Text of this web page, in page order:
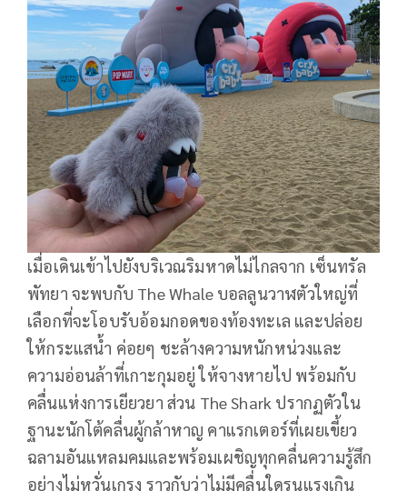
เมื่อเดินเข้าไปยังบริเวณริมหาดไม่ไกลจาก เซ็นทรัล
พัทยา จะพบกับ The Whale บอลลูนวาฬตัวใหญ่ที่
เลือกที่จะโอบรับอ้อมกอดของท้องทะเล และปล่อย
ให้กระแสน้ำ ค่อยๆ ชะล้างความหนักหน่วงและ
ความอ่อนล้าที่เกาะกุมอยู่ ให้จางหายไป พร้อมกับ
คลื่นแห่งการเยียวยา ส่วน The Shark ปรากฏตัวใน
ฐานะนักโต้คลื่นผู้กล้าหาญ คาแรกเตอร์ที่เผยเขี้ยว
ฉลามอันแหลมคมและพร้อมเผชิญทุกคลื่นความรู้สึก
อย่างไม่หวั่นเกรง ราวกับว่าไม่มีคลื่นใดรุนแรงเกิน